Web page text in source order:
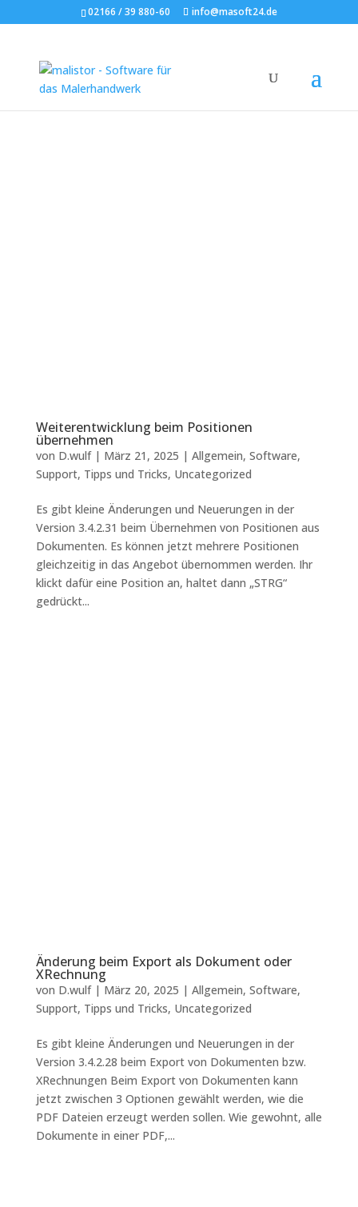
02166 / 39 880-60 info@masoft24.de
Weiterentwicklung beim Positionen
übernehmen
von D.wulf| März 21, 2025 | Allgemein, Software,
Support, Tipps und Tricks, Uncategorized
Es gibt kleine Änderungen und Neuerungen in der
Version 3.4.2.31 beim Übernehmen von Positionen aus
Dokumenten. Es können jetzt mehrere Positionen
gleichzeitig in das Angebot übernommen werden. Ihr
klickt dafür eine Position an, haltet dann „STRG“
gedrückt...
Änderung beim Export als Dokument oder
XRechnung
von D.wulf| März 20, 2025 | Allgemein, Software,
Support, Tipps und Tricks, Uncategorized
Es gibt kleine Änderungen und Neuerungen in der
Version 3.4.2.28 beim Export von Dokumenten bzw.
XRechnungen Beim Export von Dokumenten kann
jetzt zwischen 3 Optionen gewählt werden, wie die
PDF Dateien erzeugt werden sollen. Wie gewohnt, alle
Dokumente in einer PDF,...